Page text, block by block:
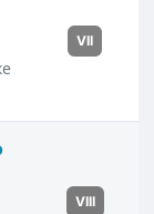
VII
VIII